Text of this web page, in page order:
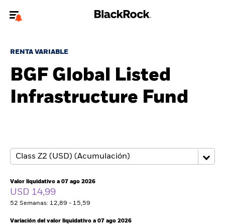
particulares.
relevante, por favor, actualiza
tu tipo de usuario.
Quiénes somos
Perspectivas
RENTA VARIABLE
BGF Global Listed
Infrastructure Fund
Valor liquidativo a 07 ago 2026
USD 14,99
52 Semanas: 12,89 - 15,59
Variación del valor liquidativo a 07 ago 2026